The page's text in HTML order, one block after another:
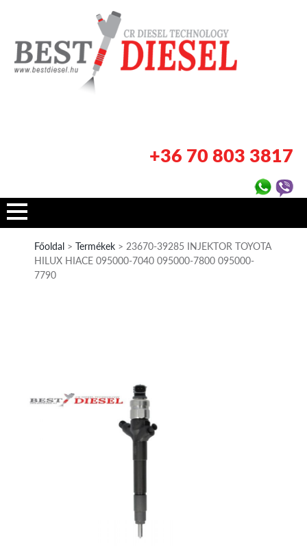
+36 70 803 3817
Főoldal > Termékek > 23670-39285 INJEKTOR TOYOTA
HILUX HIACE 095000-7040 095000-7800 095000-
7790